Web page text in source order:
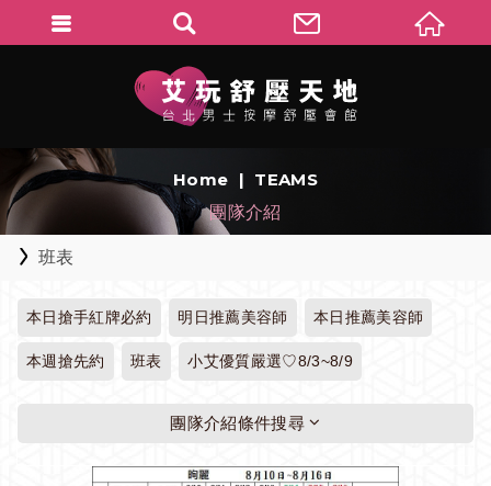
Home TEAMS
團隊介紹
班表
本日搶手紅牌必約 明日推薦美容師 本日推薦美容師
本週搶先約 班表 小艾優質嚴選♡8/3~8/9
團隊介紹條件搜尋